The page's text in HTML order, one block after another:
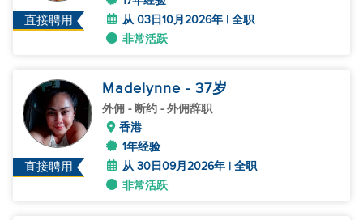
直接聘用
从 03日10月2026年 | 全职
非常活跃
直接聘用
Madelynne - 37岁
外佣 - 断约 - 外佣辞职
香港
1年经验
从 30日09月2026年 | 全职
非常活跃